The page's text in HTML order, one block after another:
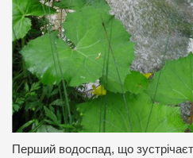
Перший водоспад, що